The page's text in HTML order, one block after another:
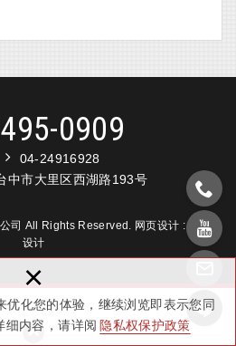
优化您的体验，继续浏览即表示您同
细内容，请详阅 隐私权保护政策
×
0909
04-24916928
中市大里区西湖路193号
司 All Rights Reserved. 网页设计 : 新视野
设计